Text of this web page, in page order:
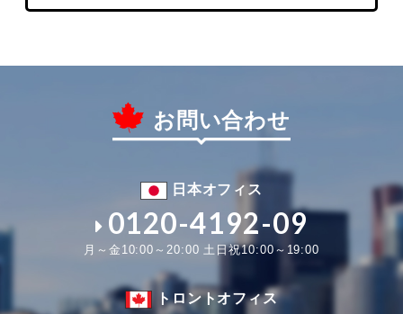
お問い合わせ
日本オフィス
0120-4192-09
月～金10:00～20:00 土日祝10:00～19:00
トロントオフィス